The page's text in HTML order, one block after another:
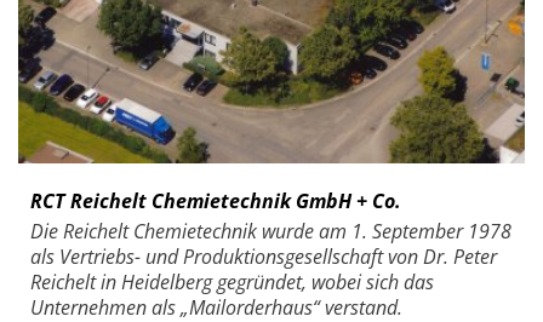
RCT Reichelt Chemietechnik GmbH + Co.
Die Reichelt Chemietechnik wurde am 1. September 1978
als Vertriebs- und Produktionsgesellschaft von Dr. Peter
Reichelt in Heidelberg gegründet, wobei sich das
Unternehmen als „Mailorderhaus“ verstand.